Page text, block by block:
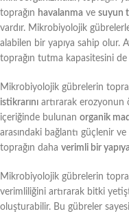
toprağın havalanma ve suyun
vardır. Mikrobiyolojik
alabilen bir yapıya sahip olur.
toprağın tutma kapasitesini de
Mikrobiyolojik gübrelerin
istikrarını artırarak erozyonun
içeriğinde bulunan organik
arasındaki bağlantı güçlenir
toprağın daha verimli bir
Mikrobiyolojik gübrelerin
verimliliğini artırarak bitki
oluşturabilir. Bu gübreler